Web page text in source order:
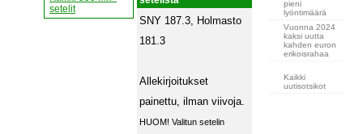
setelit
SNY 187.3, Holmasto
181.3
Allekirjoitukset
painettu, ilman viivoja.
HUOM! Valitun setelin
pieni
lyöntimäärä
Vuonna 2024
kaksi uutta
kahden euron
erikoisrahaa
Kaikki
uutisotsikot